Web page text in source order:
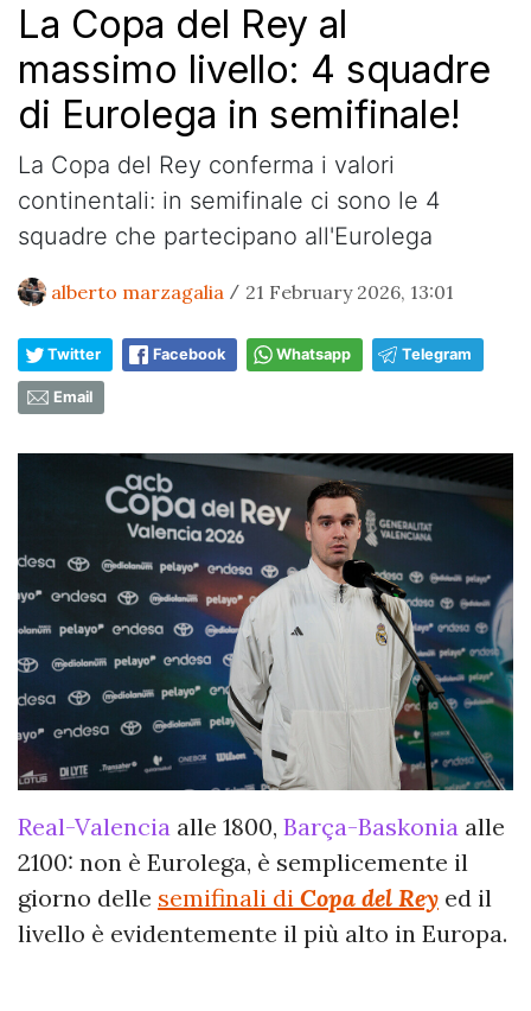
La Copa del Rey al
massimo livello: 4 squadre
di Eurolega in semifinale!
La Copa del Rey conferma i valori
continentali: in semifinale ci sono le 4
squadre che partecipano all'Eurolega
alberto marzagalia / 21 February 2026, 13:01
Twitter Facebook Whatsapp Telegram
Email
Real-Valencia alle 1800, Barça-Baskonia alle
2100: non è Eurolega, è semplicemente il
giorno delle semifinali di Copa del Rey ed il
livello è evidentemente il più alto in Europa.